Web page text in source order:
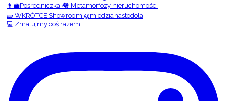
👩‍💼Pośredniczka 🏘️ Metamorfozy nieruchomości
🧱 WKRÓTCE Showroom @miedzianastodola
💻 Zmalujmy coś razem!